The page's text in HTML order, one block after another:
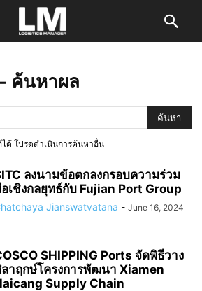
- ค้นหาผล
โปรดดำเนินการค้นหาอื่น
ลงนามข้อตกลงกรอบความร่วม
เชิงกลยุทธ์กับ Fujian Port Group
Jianswatvatana - June 16, 2024
SHIPPING Ports จัดพิธีวาง
าฤกษ์โครงการพัฒนา Xiamen
Supply Chain